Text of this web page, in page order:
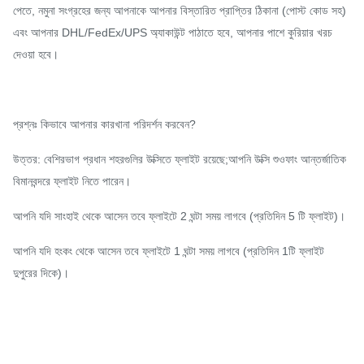
পেতে, নমুনা সংগ্রহের জন্য আপনাকে আপনার বিস্তারিত প্রাপ্তির ঠিকানা (পোস্ট কোড সহ)
এবং আপনার DHL/FedEx/UPS অ্যাকাউন্ট পাঠাতে হবে, আপনার পাশে কুরিয়ার খরচ
দেওয়া হবে।
প্রশ্নঃ কিভাবে আপনার কারখানা পরিদর্শন করবেন?
উত্তর: বেশিরভাগ প্রধান শহরগুলির উক্সিতে ফ্লাইট রয়েছে;আপনি উক্সি শুওফাং আন্তর্জাতিক
বিমানবন্দরে ফ্লাইট নিতে পারেন।
আপনি যদি সাংহাই থেকে আসেন তবে ফ্লাইটে 2 ঘন্টা সময় লাগবে (প্রতিদিন 5 টি ফ্লাইট)।
আপনি যদি হংকং থেকে আসেন তবে ফ্লাইটে 1 ঘন্টা সময় লাগবে (প্রতিদিন 1টি ফ্লাইট
দুপুরের দিকে)।